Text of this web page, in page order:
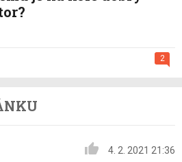
2
4. 2. 2021 21:36